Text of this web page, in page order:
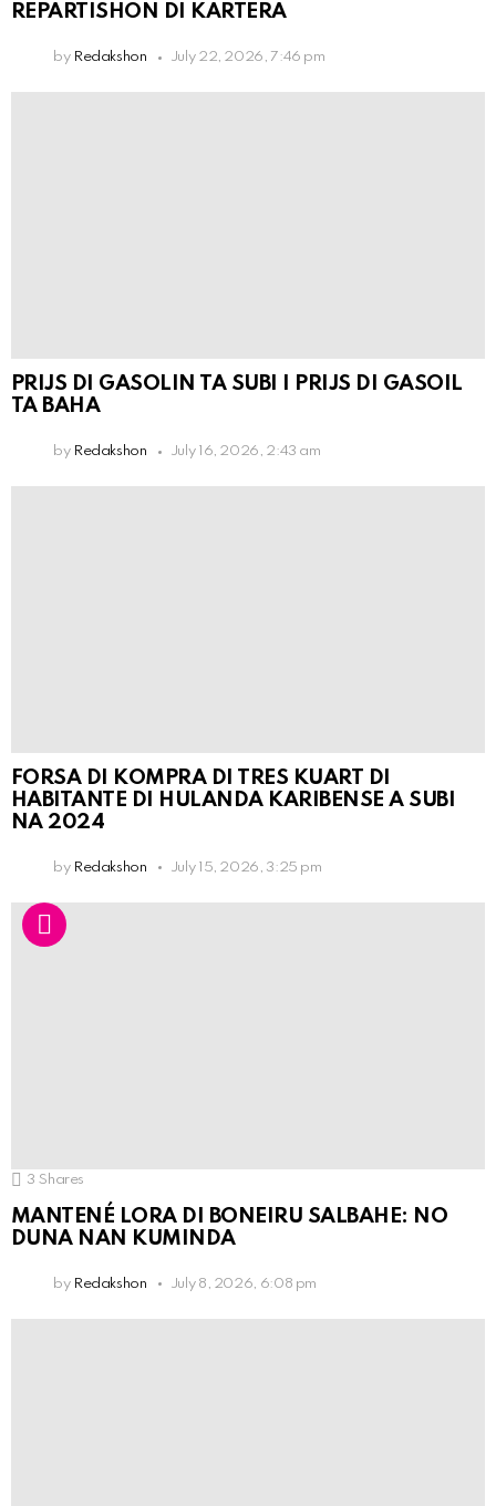
REPARTISHON DI KARTERA
by Redakshon July 22, 2026, 7:46 pm
PRIJS DI GASOLIN TA SUBI I PRIJS DI GASOIL
TA BAHA
by Redakshon July 16, 2026, 2:43 am
FORSA DI KOMPRA DI TRES KUART DI
HABITANTE DI HULANDA KARIBENSE A SUBI
NA 2024
by Redakshon July 15, 2026, 3:25 pm
3 Shares
MANTENÉ LORA DI BONEIRU SALBAHE: NO
DUNA NAN KUMINDA
by Redakshon July 8, 2026, 6:08 pm